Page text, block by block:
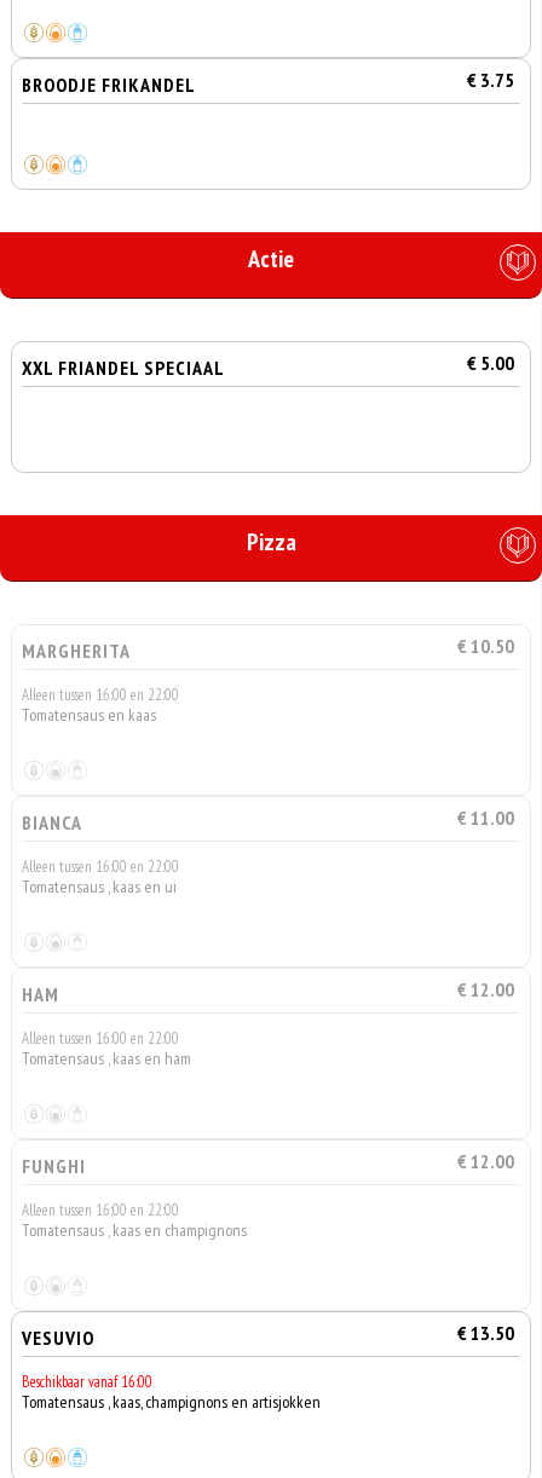
BROODJE FRIKANDEL € 3.75
Actie
XXL FRIANDEL SPECIAAL € 5.00
Pizza
MARGHERITA € 10.50
Alleen tussen 16:00 en 22:00
Tomatensaus en kaas
BIANCA € 11.00
Alleen tussen 16:00 en 22:00
Tomatensaus , kaas en ui
HAM € 12.00
Alleen tussen 16:00 en 22:00
Tomatensaus , kaas en ham
FUNGHI € 12.00
Alleen tussen 16:00 en 22:00
Tomatensaus , kaas en champignons
VESUVIO € 13.50
Beschikbaar vanaf 16:00
Tomatensaus , kaas, champignons en artisjokken